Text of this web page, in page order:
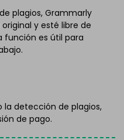
plagios, Grammarly
y esté libre de
función es útil para
la detección de plagios,
de pago.